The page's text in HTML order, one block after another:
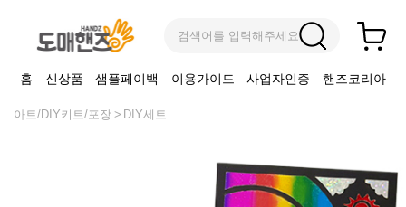
검색어를 입력해주세요
홈 신상품 샘플페이백 이용가이드 사업자인증 핸즈코리아
아트/DIY키트/포장 DIY세트